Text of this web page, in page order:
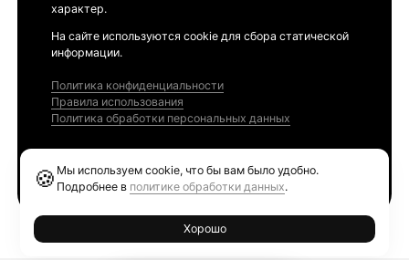
характер.
На сайте используются cookie для сбора статической
информации.
Политика конфиденциальности
Правила использования
Политика обработки персональных данных
🍪 Мы используем cookie, что бы вам было удобно.
Подробнее в политике обработки данных.
Хорошо
Ethereum GAS Tracker